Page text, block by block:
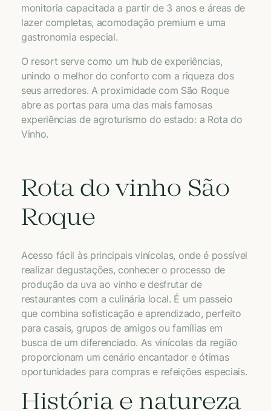
monitoria capacitada a partir de 3 anos e áreas de
lazer completas, acomodação premium e uma
gastronomia especial.
O resort serve como um hub de experiências,
unindo o melhor do conforto com a riqueza dos
seus arredores. A proximidade com São Roque
abre as portas para uma das mais famosas
experiências de agroturismo do estado: a Rota do
Vinho.
Rota do vinho São
Roque
Acesso fácil às principais vinícolas, onde é possível
realizar degustações, conhecer o processo de
produção da uva ao vinho e desfrutar de
restaurantes com a culinária local. É um passeio
que combina sofisticação e aprendizado, perfeito
para casais, grupos de amigos ou famílias em
busca de um diferenciado. As vinícolas da região
proporcionam um cenário encantador e ótimas
oportunidades para compras e refeições especiais.
História e natureza